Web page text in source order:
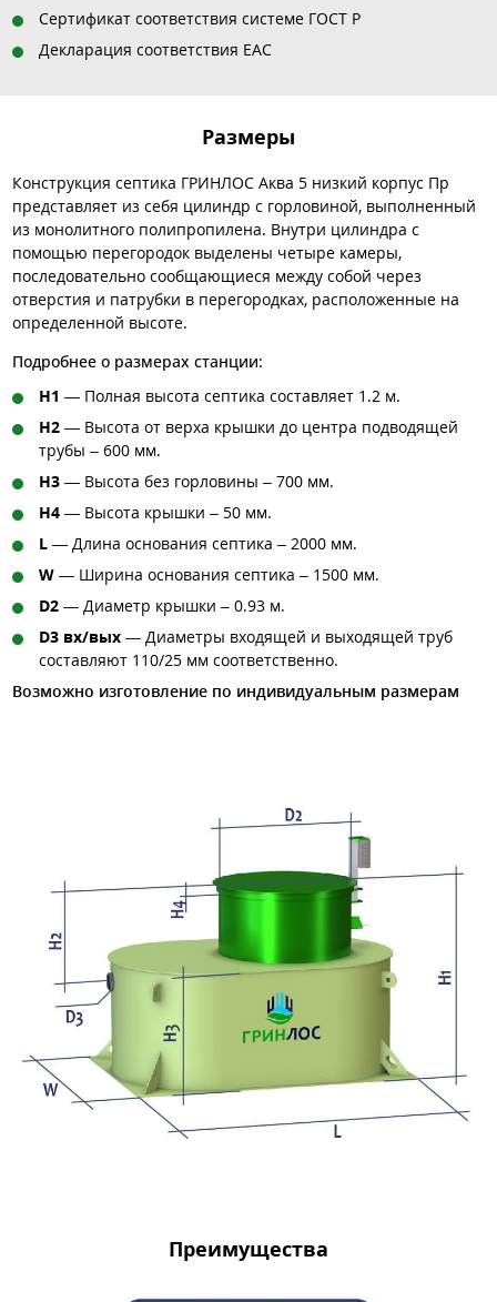
Сертификат соответствия системе ГОСТ Р
Декларация соответствия EAC
Размеры
Конструкция септика ГРИНЛОС Аква 5 низкий корпус Пр
представляет из себя цилиндр с горловиной, выполненный
из монолитного полипропилена. Внутри цилиндра с
помощью перегородок выделены четыре камеры,
последовательно сообщающиеся между собой через
отверстия и патрубки в перегородках, расположенные на
определенной высоте.
Подробнее о размерах станции:
H1 — Полная высота септика составляет 1.2 м.
H2 — Высота от верха крышки до центра подводящей
трубы – 600 мм.
H3 — Высота без горловины – 700 мм.
H4 — Высота крышки – 50 мм.
L — Длина основания септика – 2000 мм.
W — Ширина основания септика – 1500 мм.
D2 — Диаметр крышки – 0.93 м.
D3 вх/вых — Диаметры входящей и выходящей труб
составляют 110/25 мм соответственно.
Возможно изготовление по индивидуальным размерам
Преимущества